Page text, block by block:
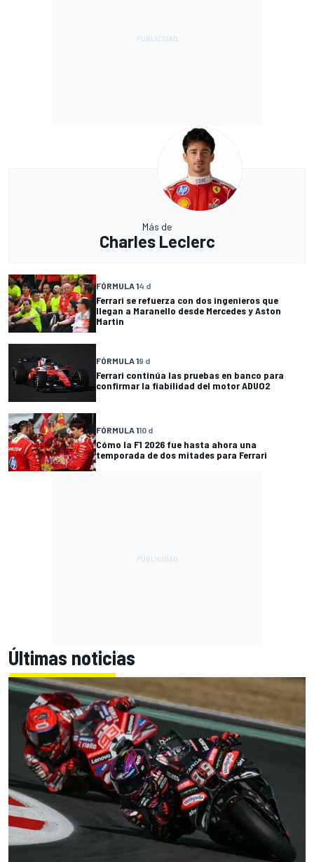
Más de
Charles Leclerc
FÓRMULA 14 d
Ferrari se refuerza con dos ingenieros que
llegan a Maranello desde Mercedes y Aston
Martin
FÓRMULA 19 d
Ferrari continúa las pruebas en banco para
confirmar la fiabilidad del motor ADUO2
FÓRMULA 110 d
Cómo la F1 2026 fue hasta ahora una
temporada de dos mitades para Ferrari
Últimas noticias